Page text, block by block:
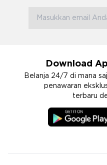
Download
Belanja 24/7 di mana
penawaran
terbaru